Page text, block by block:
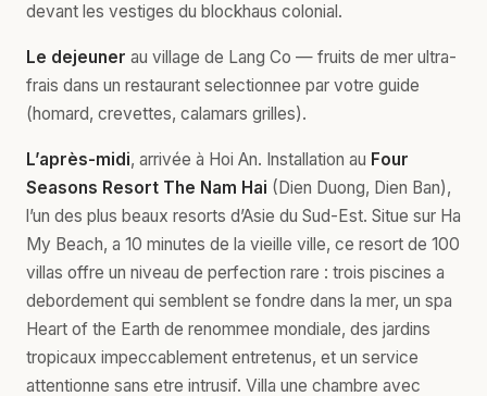
devant les vestiges du blockhaus colonial.
Le dejeuner au village de Lang Co — fruits de mer ultra-
frais dans un restaurant selectionnee par votre guide
(homard, crevettes, calamars grilles).
L’après-midi, arrivée à Hoi An. Installation au Four
Seasons Resort The Nam Hai (Dien Duong, Dien Ban),
l’un des plus beaux resorts d’Asie du Sud-Est. Situe sur Ha
My Beach, a 10 minutes de la vieille ville, ce resort de 100
villas offre un niveau de perfection rare : trois piscines a
debordement qui semblent se fondre dans la mer, un spa
Heart of the Earth de renommee mondiale, des jardins
tropicaux impeccablement entretenus, et un service
attentionne sans etre intrusif. Villa une chambre avec